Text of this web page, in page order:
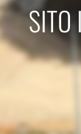
SITO